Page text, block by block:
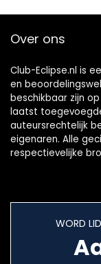
Over ons
Club-Eclipse.nl is
en
beschikbaar zijn
laatst
auteursrechtelijk
eigenaren. Alle
respectievelijke
WORD